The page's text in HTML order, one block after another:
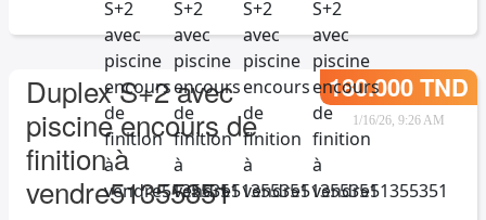
Duplex S+2 avec
piscine encours de
finition à
vendre51355351
180.000 TND
1/16/26, 9:26 AM